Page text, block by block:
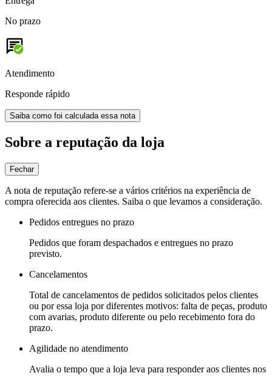
No prazo
Atendimento
Responde rápido
Saiba como foi calculada essa nota
Sobre a reputação da loja
Fechar
A nota de reputação refere-se a vários critérios na experiência de
compra oferecida aos clientes. Saiba o que levamos a consideração.
Pedidos entregues no prazo
Pedidos que foram despachados e entregues no prazo
previsto.
Cancelamentos
Total de cancelamentos de pedidos solicitados pelos clientes
ou por essa loja por diferentes motivos: falta de peças, produto
com avarias, produto diferente ou pelo recebimento fora do
prazo.
Agilidade no atendimento
Avalia o tempo que a loja leva para responder aos clientes nos